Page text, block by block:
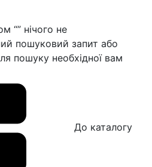
“” нічого не
пошуковий запит або
пошуку необхідної вам
До каталогу